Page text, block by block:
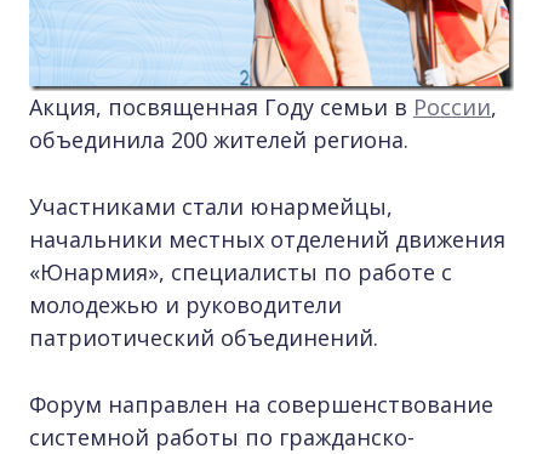
Акция, посвященная Году семьи в России,
объединила 200 жителей региона.
Участниками стали юнармейцы,
начальники местных отделений движения
«Юнармия», специалисты по работе с
молодежью и руководители
патриотический объединений.
Форум направлен на совершенствование
системной работы по гражданско-